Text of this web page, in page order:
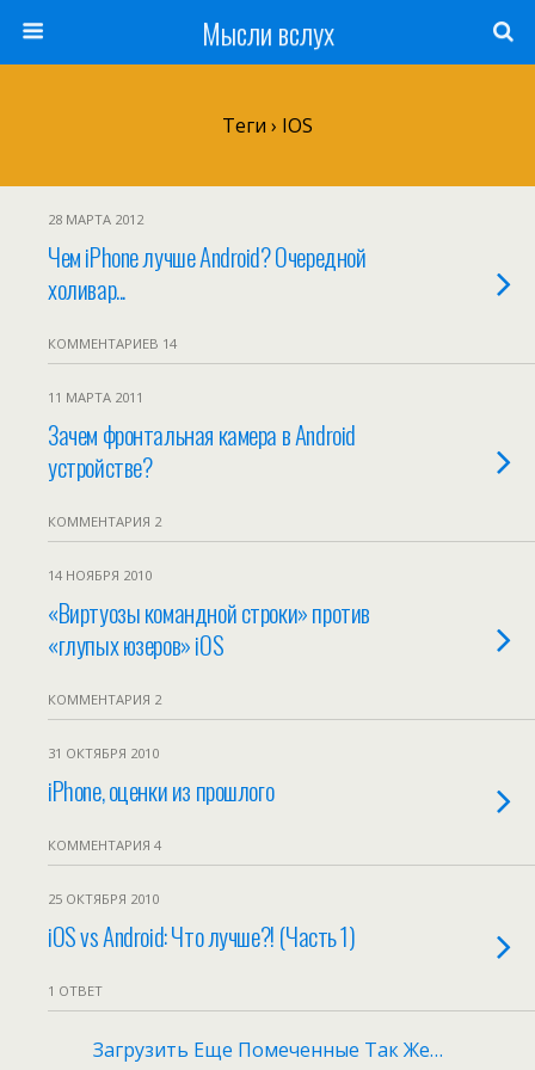
Мысли вслух
Теги › IOS
28 МАРТА 2012
Чем iPhone лучше Android? Очередной
холивар...
КОММЕНТАРИЕВ 14
11 МАРТА 2011
Зачем фронтальная камера в Android
устройстве?
КОММЕНТАРИЯ 2
14 НОЯБРЯ 2010
«Виртуозы командной строки» против
«глупых юзеров» iOS
КОММЕНТАРИЯ 2
31 ОКТЯБРЯ 2010
iPhone, оценки из прошлого
КОММЕНТАРИЯ 4
25 ОКТЯБРЯ 2010
iOS vs Android: Что лучше?! (Часть 1)
1 ОТВЕТ
Загрузить Еще Помеченные Так Же…